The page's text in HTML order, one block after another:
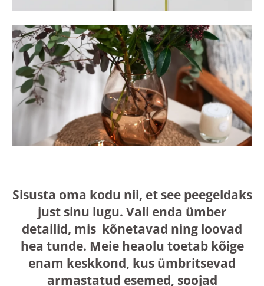
Sisusta oma kodu nii, et see peegeldaks
just sinu lugu. Vali enda ümber
detailid, mis kõnetavad ning loovad
hea tunde. Meie heaolu toetab kõige
enam keskkond, kus ümbritsevad
armastatud esemed, soojad